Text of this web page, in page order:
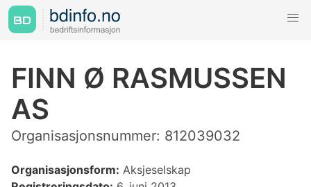
FINN Ø RASMUSSEN
AS
Organisasjonsnummer: 812039032
Organisasjonsform: Aksjeselskap